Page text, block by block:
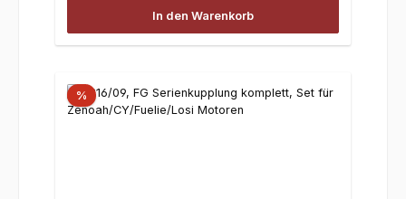
In den Warenkorb
%